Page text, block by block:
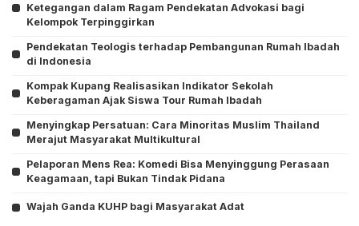
Ketegangan dalam Ragam Pendekatan Advokasi bagi
Kelompok Terpinggirkan
Pendekatan Teologis terhadap Pembangunan Rumah Ibadah
di Indonesia
Kompak Kupang Realisasikan Indikator Sekolah
Keberagaman Ajak Siswa Tour Rumah Ibadah
Menyingkap Persatuan: Cara Minoritas Muslim Thailand
Merajut Masyarakat Multikultural
Pelaporan Mens Rea: Komedi Bisa Menyinggung Perasaan
Keagamaan, tapi Bukan Tindak Pidana
Wajah Ganda KUHP bagi Masyarakat Adat